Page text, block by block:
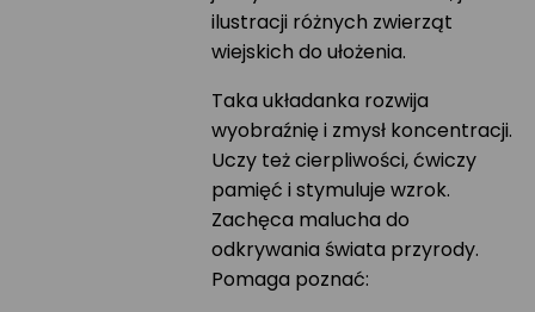
ilustracji różnych zwierząt
wiejskich do ułożenia.
Taka układanka rozwija
wyobraźnię i zmysł koncentracji.
Uczy też cierpliwości, ćwiczy
pamięć i stymuluje wzrok.
Zachęca malucha do
odkrywania świata przyrody.
Pomaga poznać: